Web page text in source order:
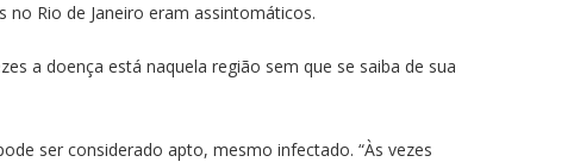
Rio de Janeiro eram assintomáticos.
a doença está naquela região sem que se saiba de sua
ser considerado apto, mesmo infectado. “Às vezes